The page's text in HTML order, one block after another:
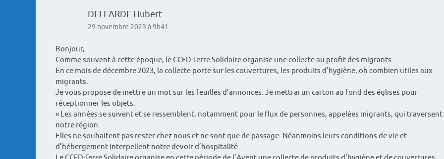
DELEARDE Hubert
29 novembre 2023 à 9h41
Bonjour,
Comme souvent à cette époque, le CCFD-Terre Solidaire organise une collecte au profit des migrants.
En ce mois de décembre 2023, la collecte porte sur les couvertures, les produits d’hygiène, oh combien utiles aux
migrants.
Je vous propose de mettre un mot sur les feuilles d’annonces. Je mettrai un carton au fond des églises pour
réceptionner les objets.
« Les années se suivent et se ressemblent, notamment pour le flux de personnes, appelées migrants, qui traversent
notre région.
Elles ne souhaitent pas rester chez nous et ne sont que de passage. Néanmoins leurs conditions de vie et
d’hébergement interpellent notre devoir d’hospitalité.